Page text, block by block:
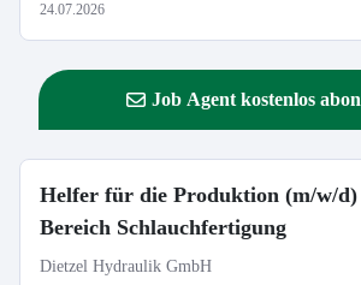
24.07.2026
Job Agent kostenlos
Helfer für die Produktion (m/w/d)
Bereich Schlauchfertigung
Dietzel Hydraulik GmbH